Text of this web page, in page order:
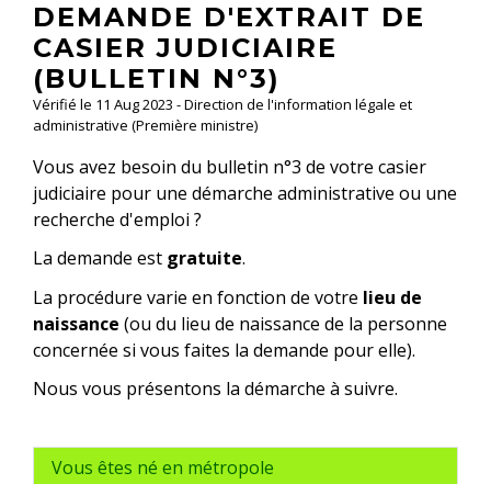
DEMANDE D'EXTRAIT DE
CASIER JUDICIAIRE
(BULLETIN N°3)
Vérifié le 11 Aug 2023 - Direction de l'information légale et
administrative (Première ministre)
Vous avez besoin du bulletin n°3 de votre casier
judiciaire pour une démarche administrative ou une
recherche d'emploi ?
La demande est gratuite.
La procédure varie en fonction de votre lieu de
naissance (ou du lieu de naissance de la personne
concernée si vous faites la demande pour elle).
Nous vous présentons la démarche à suivre.
Vous êtes né en métropole